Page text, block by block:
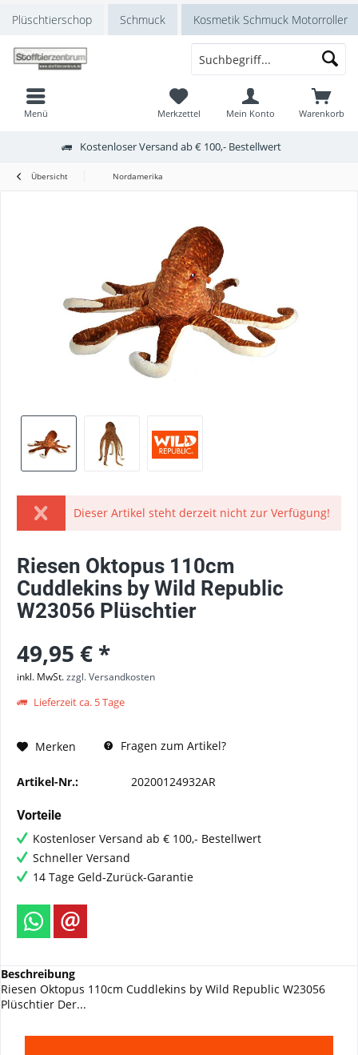
Plüschtierschop Schmuck Kosmetik Schmuck Motorroller
Menü Warenkorb
Merkzettel Mein Konto
Kostenloser Versand ab € 100,- Bestellwert
Übersicht Nordamerika
Dieser Artikel steht derzeit nicht zur Verfügung!
Riesen Oktopus 110cm
Cuddlekins by Wild Republic
W23056 Plüschtier
49,95 € *
inkl. MwSt.zzgl. Versandkosten
Lieferzeit ca. 5 Tage
Merken Fragen zum Artikel?
Artikel-Nr.: 20200124932AR
Vorteile
Kostenloser Versand ab € 100,- Bestellwert
Schneller Versand
14 Tage Geld-Zurück-Garantie
Beschreibung
Riesen Oktopus 110cm Cuddlekins by Wild Republic W23056
Plüschtier Der...